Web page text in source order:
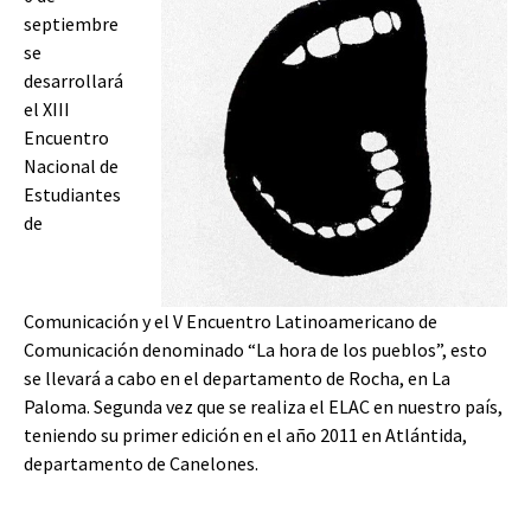
septiembre
se
desarrollará
el XIII
Encuentro
Nacional de
Estudiantes
de
Comunicación y el V Encuentro Latinoamericano de
Comunicación denominado “La hora de los pueblos”, esto
se llevará a cabo en el departamento de Rocha, en La
Paloma. Segunda vez que se realiza el ELAC en nuestro país,
teniendo su primer edición en el año 2011 en Atlántida,
departamento de Canelones.